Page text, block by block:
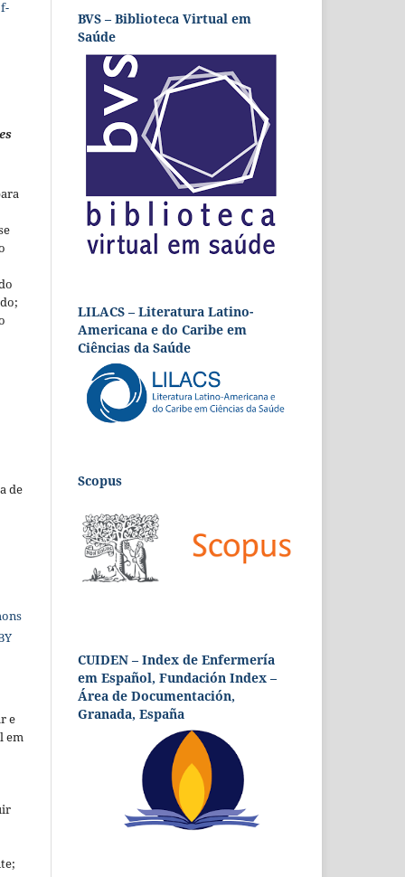
de
e
em
BVS – Biblioteca Virtual em
Saúde
LILACS – Literatura Latino-
Americana e do Caribe em
Ciências da Saúde
Scopus
CUIDEN – Index de Enfermería
em Español, Fundación Index –
Área de Documentación,
Granada, España